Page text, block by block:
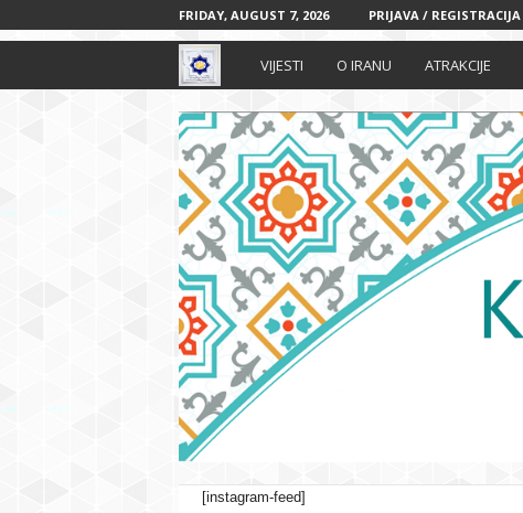
FRIDAY, AUGUST 7, 2026 PRIJAVA / REGISTRACIJA
r
a
n
s
k
i
k
l
VIJESTI O IRANU ATRAKCIJE
[instagram-feed]